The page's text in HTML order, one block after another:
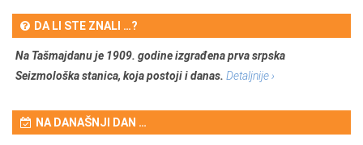
DA LI STE ZNALI …?
Na Tašmajdanu je 1909. godine izgrađena prva srpska
Seizmološka stanica, koja postoji i danas. Detaljnije ›
NA DANAŠNJI DAN …